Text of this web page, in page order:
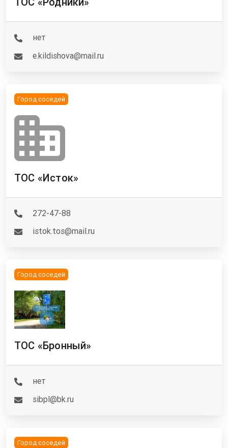
нет
e.kildishova@mail.ru
Город соседей
ТОС «Исток»
272-47-88
istok.tos@mail.ru
Город соседей
ТОС «Бронный»
нет
sibpl@bk.ru
Город соседей